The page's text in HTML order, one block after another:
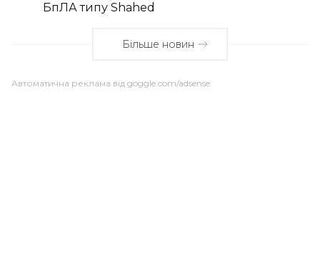
БпЛА типу Shahed
Більше новин
Автоматична реклама від goggle.com/adsense: